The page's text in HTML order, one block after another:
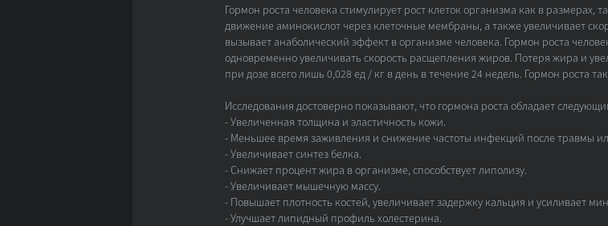
Гормон роста человека стимулирует рост клеток организма как в размерах,
движение аминокислот через клеточные мембраны, а также увеличивает
вызывает анаболический эффект в организме человека. Гормон роста
одновременно увеличивать скорость расщепления жиров. Потеря жира и
при дозе всего лишь 0,028 ед / кг в день в течение 24 недель. Гормон роста
Исследования достоверно показывают, что гормона роста обладает
- Увеличенная толщина и эластичность кожи.
- Меньшее время заживления и снижение частоты инфекций после травмы
- Увеличивает синтез белка.
- Снижает процент жира в организме, способствует липолизу.
- Увеличивает мышечную массу.
- Повышает плотность костей, увеличивает задержку кальция и усиливает
- Улучшает липидный профиль холестерина.